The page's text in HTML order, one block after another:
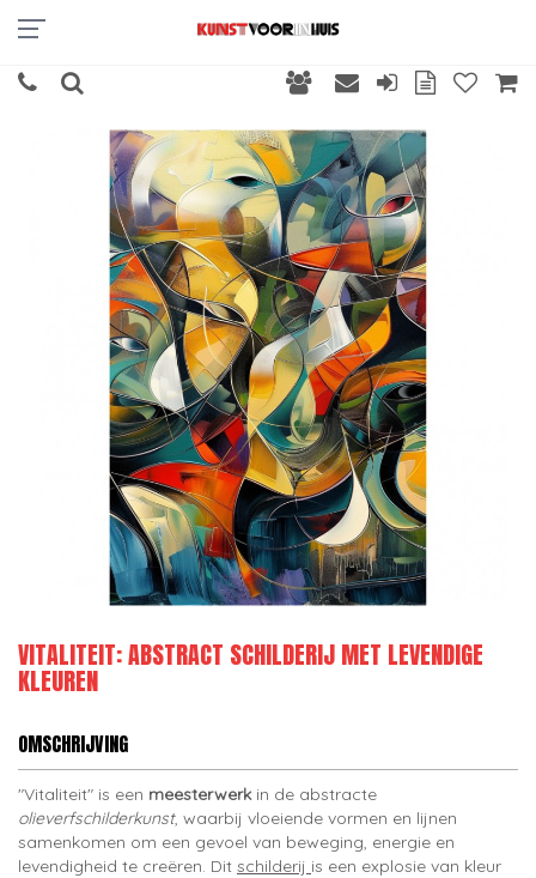
VITALITEIT: ABSTRACT SCHILDERIJ MET LEVENDIGE
KLEUREN
OMSCHRIJVING
"Vitaliteit" is een meesterwerkin de abstracte
olieverfschilderkunst, waarbij vloeiende vormen en lijnen
samenkomen om een gevoel van beweging, energie en
levendigheid te creëren. Dit schilderij is een explosie van kleur